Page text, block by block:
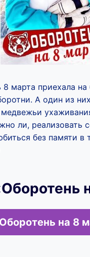
марта приехала
А один из
ли, реализовать
без памяти в
Оборотень на 8